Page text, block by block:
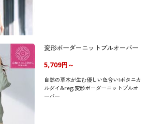
変形ボーダーニットプルオーバー
5,709円～
自然の草木が生む優しい色合い!ボタニカ
ルダイ&reg;変形ボーダーニットプルオ
ーバー